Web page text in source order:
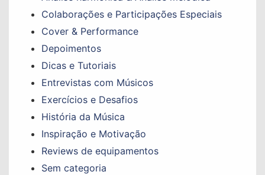
Colaborações e Participações Especiais
Cover & Performance
Depoimentos
Dicas e Tutoriais
Entrevistas com Músicos
Exercícios e Desafios
História da Música
Inspiração e Motivação
Reviews de equipamentos
Sem categoria